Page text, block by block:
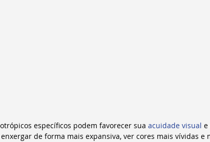
específicos podem favorecer sua acuidade visual e
de forma mais expansiva, ver cores mais vívidas e